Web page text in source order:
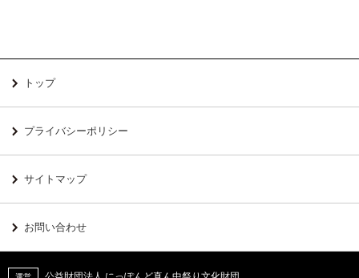
トップ
プライバシーポリシー
サイトマップ
お問い合わせ